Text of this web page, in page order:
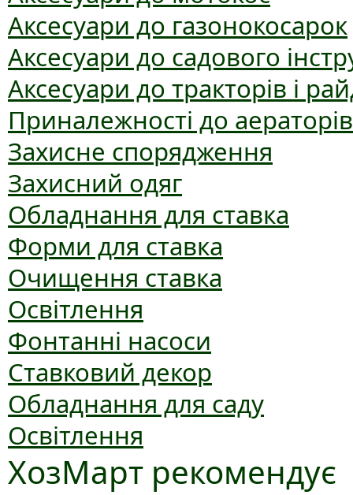
Аксесуари до газонокосарок
Аксесуари до садового
Аксесуари до тракторів і
Приналежності до аераторів
Захисне спорядження
Захисний одяг
Обладнання для ставка
Форми для ставка
Очищення ставка
Освітлення
Фонтанні насоси
Ставковий декор
Обладнання для саду
Освітлення
ХозМарт рекомендує